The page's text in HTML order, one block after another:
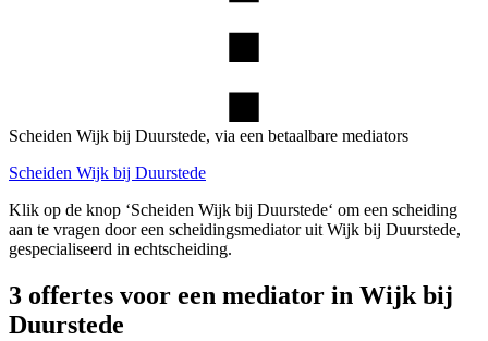
Scheiden Wijk bij Duurstede, via een betaalbare mediators
Scheiden Wijk bij Duurstede
Klik op de knop ‘Scheiden Wijk bij Duurstede‘ om een scheiding
aan te vragen door een scheidingsmediator uit Wijk bij Duurstede,
gespecialiseerd in echtscheiding.
3 offertes voor een mediator in Wijk bij
Duurstede